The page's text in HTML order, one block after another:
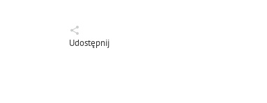
Udostępnij